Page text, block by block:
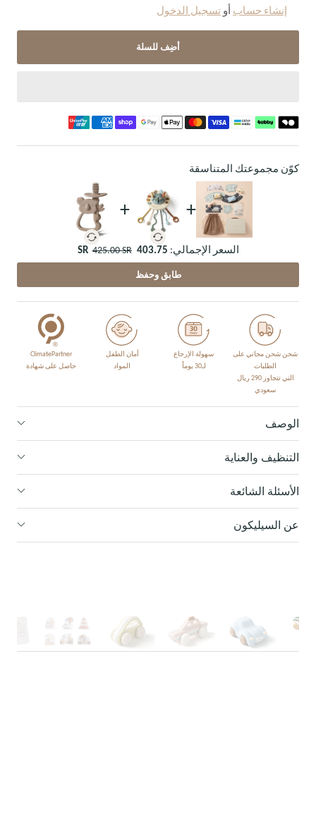
إنشاء حساب أو تسجيل الدخول
أضِف للسلة
كوّن مجموعتك المتناسقة
+
+
السعر الإجمالي: 403.75 SR
425.00 SR
طابق وحفظ
شحن شحن مجاني على
الطلبات
التي تتجاوز 290 ريال
سعودي
سهولة الإرجاع
لـ30 يوماً
أمان الطفل
المواد
ClimatePartner
حاصل على شهادة
الوصف
التنظيف والعناية
الأسئلة الشائعة
عن السيليكون